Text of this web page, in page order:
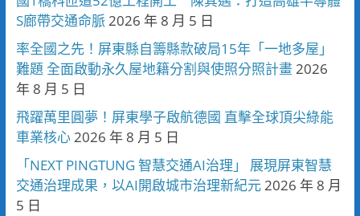
S廊帶交通命脈2026 年 8 月 5 日
率全國之先！屏東縣自籌縣款破局15年「一地多屋」
難題 全面啟動永久屋地籍分割與使照分照計畫2026
年 8 月 5 日
飛躍萬里圓夢！屏東學子啟航德國 直擊全球頂尖綠能
車業核心2026 年 8 月 5 日
「NEXT PINGTUNG 智慧交通AI治理」 展現屏東智慧
交通治理成果，以AI開啟城市治理新紀元2026 年 8 月
5 日